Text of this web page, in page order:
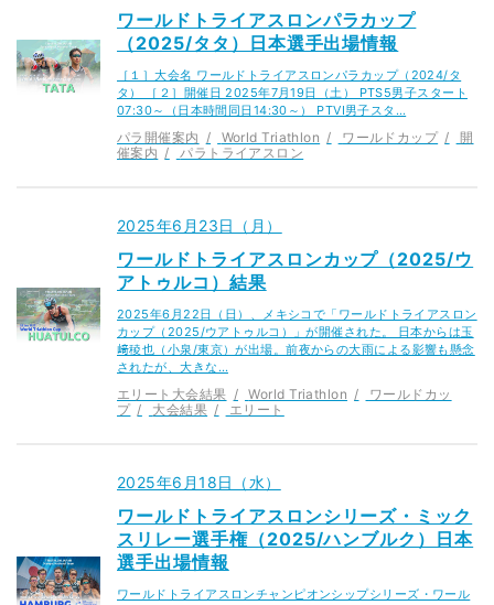
ワールドトライアスロンパラカップ
（2025/タタ）日本選手出場情報
［１］大会名 ワールドトライアスロンパラカップ（2024/タ
タ） ［２］開催日 2025年7月19日（土） PTS5男子スタート
07:30～（日本時間同日14:30～） PTVI男子スタ…
パラ開催案内 World Triathlon ワールドカップ
開
催案内
パラトライアスロン
2025年6月23日（月）
ワールドトライアスロンカップ（2025/ウ
アトゥルコ）結果
2025年6月22日（日）、メキシコで「ワールドトライアスロン
カップ（2025/ウアトゥルコ）」が開催された。 日本からは玉
﨑稜也（小泉/東京）が出場。前夜からの大雨による影響も懸念
されたが、大きな…
エリート大会結果 World Triathlon
ワールドカッ
プ
大会結果 エリート
2025年6月18日（水）
ワールドトライアスロンシリーズ・ミック
スリレー選手権（2025/ハンブルク）日本
選手出場情報
ワールドトライアスロンチャンピオンシップシリーズ・ワール